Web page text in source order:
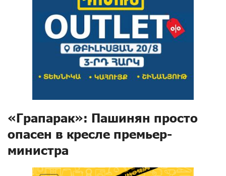
«Грапарак»: Пашинян просто
опасен в кресле премьер-
министра